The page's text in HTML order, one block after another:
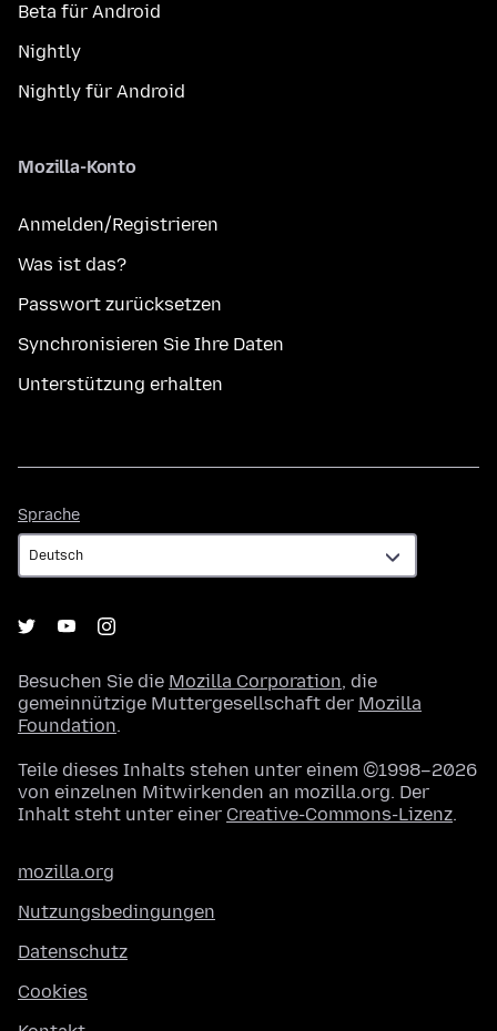
Beta für Android
Nightly
Nightly für Android
Mozilla-Konto
Anmelden/Registrieren
Was ist das?
Passwort zurücksetzen
Synchronisieren Sie Ihre Daten
Unterstützung erhalten
Sprache
Besuchen Sie die Mozilla Corporation, die
gemeinnützige Muttergesellschaft der Mozilla
Foundation.
Teile dieses Inhalts stehen unter einem ©1998–2026
von einzelnen Mitwirkenden an mozilla.org. Der
Inhalt steht unter einer Creative-Commons-Lizenz.
mozilla.org
Nutzungsbedingungen
Datenschutz
Cookies